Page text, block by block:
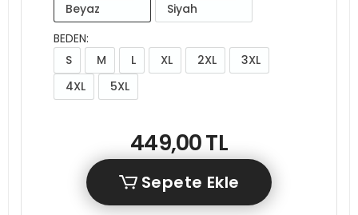
Beyaz
Siyah
BEDEN:
S
M L XL 2XL
3XL
4XL
5XL
449,00 TL
Sepete Ekle